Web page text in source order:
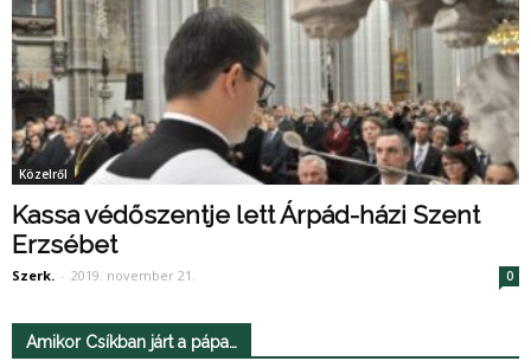
Közelről
Kassa védőszentje lett Árpád-házi Szent
Erzsébet
Szerk. - 2019. november 21. 0
Amikor Csíkban járt a pápa…